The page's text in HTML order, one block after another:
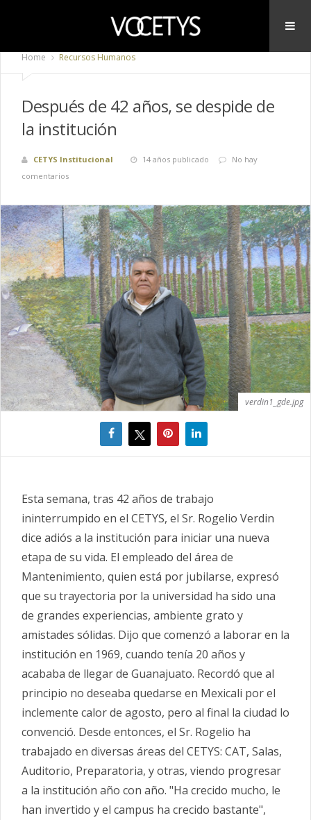
Home Recursos Humanos
Después de 42 años, se despide de
la institución
CETYS Institucional 14 años publicado
No hay
comentarios
verdin1_gde.jpg
Esta semana, tras 42 años de trabajo
ininterrumpido en el CETYS, el Sr. Rogelio Verdin
dice adiós a la institución para iniciar una nueva
etapa de su vida. El empleado del área de
Mantenimiento, quien está por jubilarse, expresó
que su trayectoria por la universidad ha sido una
de grandes experiencias, ambiente grato y
amistades sólidas. Dijo que comenzó a laborar en la
institución en 1969, cuando tenía 20 años y
acababa de llegar de Guanajuato. Recordó que al
principio no deseaba quedarse en Mexicali por el
inclemente calor de agosto, pero al final la ciudad lo
convenció. Desde entonces, el Sr. Rogelio ha
trabajado en diversas áreas del CETYS: CAT, Salas,
Auditorio, Preparatoria, y otras, viendo progresar
a la institución año con año. "Ha crecido mucho, le
han invertido y el campus ha crecido bastante",